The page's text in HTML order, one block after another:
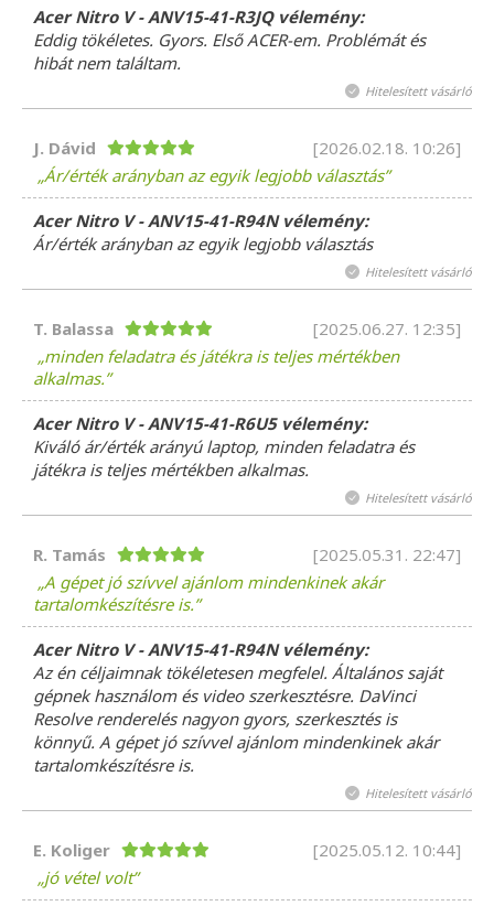
Acer Nitro V - ANV15-41-R3JQ vélemény:
Eddig tökéletes. Gyors. Első ACER-em. Problémát és
hibát nem találtam.
Hitelesített vásárló
J. Dávid
[2026.02.18. 10:26]
Ár/érték arányban az egyik legjobb választás
Acer Nitro V - ANV15-41-R94N vélemény:
Ár/érték arányban az egyik legjobb választás
Hitelesített vásárló
T. Balassa
[2025.06.27. 12:35]
minden feladatra és játékra is teljes mértékben
alkalmas.
Acer Nitro V - ANV15-41-R6U5 vélemény:
Kiváló ár/érték arányú laptop, minden feladatra és
játékra is teljes mértékben alkalmas.
Hitelesített vásárló
R. Tamás
[2025.05.31. 22:47]
A gépet jó szívvel ajánlom mindenkinek akár
tartalomkészítésre is.
Acer Nitro V - ANV15-41-R94N vélemény:
Az én céljaimnak tökéletesen megfelel. Általános saját
gépnek használom és video szerkesztésre. DaVinci
Resolve renderelés nagyon gyors, szerkesztés is
könnyű. A gépet jó szívvel ajánlom mindenkinek akár
tartalomkészítésre is.
Hitelesített vásárló
E. Koliger
[2025.05.12. 10:44]
jó vétel volt